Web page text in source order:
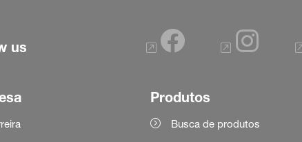
us
Produtos
Busca de produtos